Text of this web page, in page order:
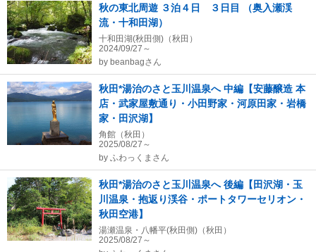
秋の東北周遊 ３泊４日 ３日目 （奥入瀬渓
流・十和田湖）
十和田湖(秋田側)（秋田）
2024/09/27～
by beanbagさん
秋田*湯治のさと玉川温泉へ 中編【安藤醸造 本
店・武家屋敷通り・小田野家・河原田家・岩橋
家・田沢湖】
角館（秋田）
2025/08/27～
by ふわっくまさん
秋田*湯治のさと玉川温泉へ 後編【田沢湖・玉
川温泉・抱返り渓谷・ポートタワーセリオン・
秋田空港】
湯瀬温泉・八幡平(秋田側)（秋田）
2025/08/27～